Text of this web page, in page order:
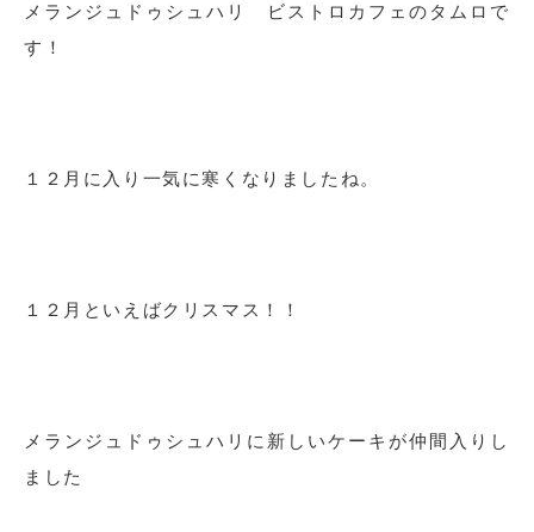
メランジュドゥシュハリ ビストロカフェのタムロで
す！
１２月に入り一気に寒くなりましたね。
１２月といえばクリスマス！！
メランジュドゥシュハリに新しいケーキが仲間入りし
ました